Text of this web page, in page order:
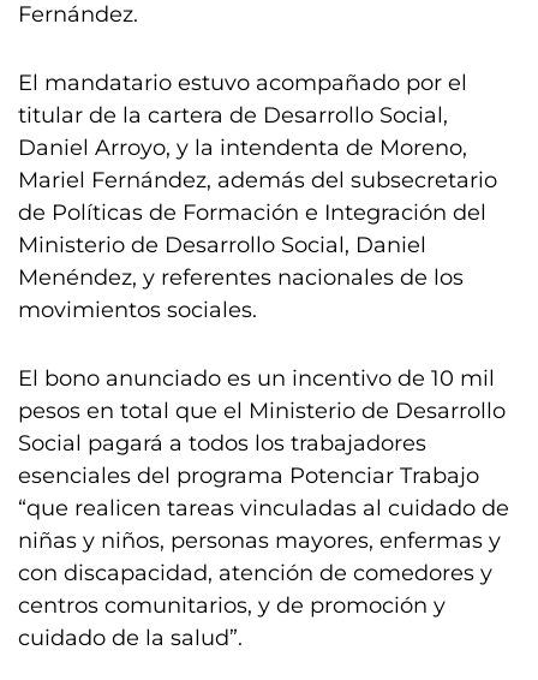
Fernández.
El mandatario estuvo acompañado por el
titular de la cartera de Desarrollo Social,
Daniel Arroyo, y la intendenta de Moreno,
Mariel Fernández, además del subsecretario
de Políticas de Formación e Integración del
Ministerio de Desarrollo Social, Daniel
Menéndez, y referentes nacionales de los
movimientos sociales.
El bono anunciado es un incentivo de 10 mil
pesos en total que el Ministerio de Desarrollo
Social pagará a todos los trabajadores
esenciales del programa Potenciar Trabajo
“que realicen tareas vinculadas al cuidado de
niñas y niños, personas mayores, enfermas y
con discapacidad, atención de comedores y
centros comunitarios, y de promoción y
cuidado de la salud”.